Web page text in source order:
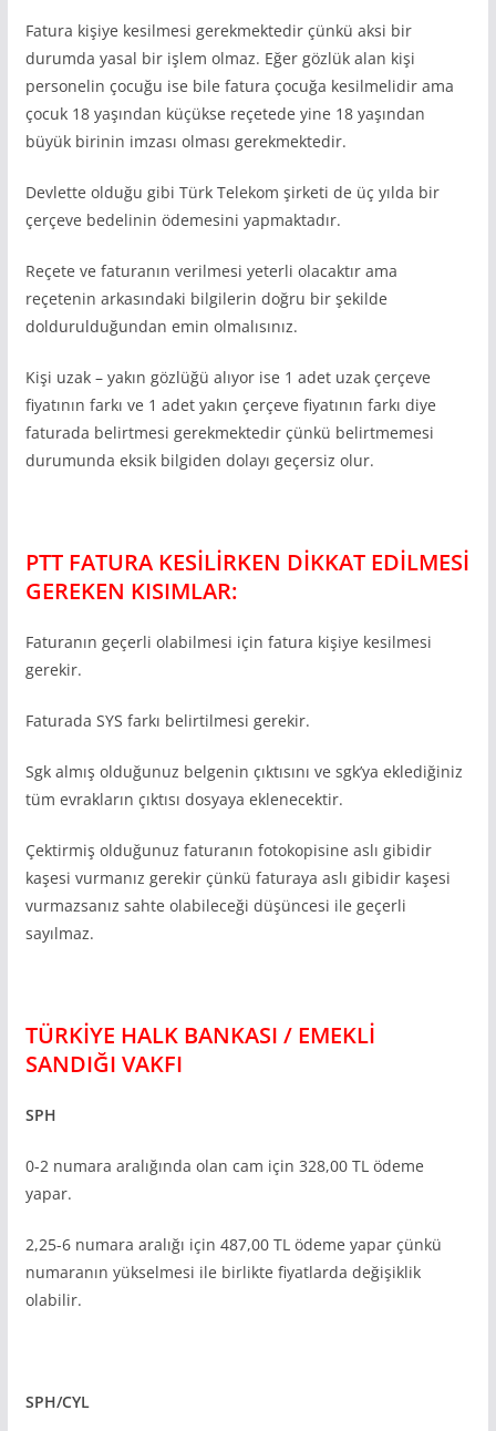
Fatura kişiye kesilmesi gerekmektedir çünkü aksi bir
durumda yasal bir işlem olmaz. Eğer gözlük alan kişi
personelin çocuğu ise bile fatura çocuğa kesilmelidir ama
çocuk 18 yaşından küçükse reçetede yine 18 yaşından
büyük birinin imzası olması gerekmektedir.
Devlette olduğu gibi Türk Telekom şirketi de üç yılda bir
çerçeve bedelinin ödemesini yapmaktadır.
Reçete ve faturanın verilmesi yeterli olacaktır ama
reçetenin arkasındaki bilgilerin doğru bir şekilde
doldurulduğundan emin olmalısınız.
Kişi uzak – yakın gözlüğü alıyor ise 1 adet uzak çerçeve
fiyatının farkı ve 1 adet yakın çerçeve fiyatının farkı diye
faturada belirtmesi gerekmektedir çünkü belirtmemesi
durumunda eksik bilgiden dolayı geçersiz olur.
PTT FATURA KESİLİRKEN DİKKAT EDİLMESİ
GEREKEN KISIMLAR:
Faturanın geçerli olabilmesi için fatura kişiye kesilmesi
gerekir.
Faturada SYS farkı belirtilmesi gerekir.
Sgk almış olduğunuz belgenin çıktısını ve sgk’ya eklediğiniz
tüm evrakların çıktısı dosyaya eklenecektir.
Çektirmiş olduğunuz faturanın fotokopisine aslı gibidir
kaşesi vurmanız gerekir çünkü faturaya aslı gibidir kaşesi
vurmazsanız sahte olabileceği düşüncesi ile geçerli
sayılmaz.
TÜRKİYE HALK BANKASI / EMEKLİ
SANDIĞI VAKFI
SPH
0-2 numara aralığında olan cam için 328,00 TL ödeme
yapar.
2,25-6 numara aralığı için 487,00 TL ödeme yapar çünkü
numaranın yükselmesi ile birlikte fiyatlarda değişiklik
olabilir.
SPH/CYL